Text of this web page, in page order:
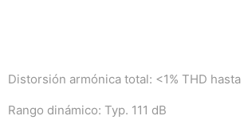
Distorsión armónica total: <1% THD hasta
Rango dinámico: Typ. 111 dB